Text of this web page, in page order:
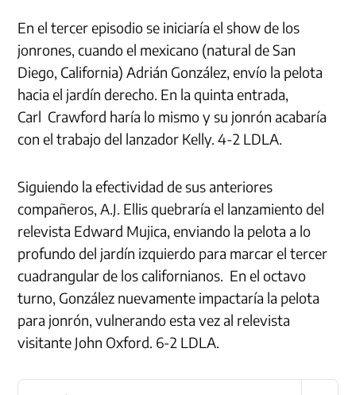
En el tercer episodio se iniciaría el show de los
jonrones, cuando el mexicano (natural de San
Diego, California) Adrián González, envío la pelota
hacia el jardín derecho. En la quinta entrada,
Carl Crawford haría lo mismo y su jonrón acabaría
con el trabajo del lanzador Kelly. 4-2 LDLA.
Siguiendo la efectividad de sus anteriores
compañeros, A.J. Ellis quebraría el lanzamiento del
relevista Edward Mujica, enviando la pelota a lo
profundo del jardín izquierdo para marcar el tercer
cuadrangular de los californianos. En el octavo
turno, González nuevamente impactaría la pelota
para jonrón, vulnerando esta vez al relevista
visitante John Oxford. 6-2 LDLA.